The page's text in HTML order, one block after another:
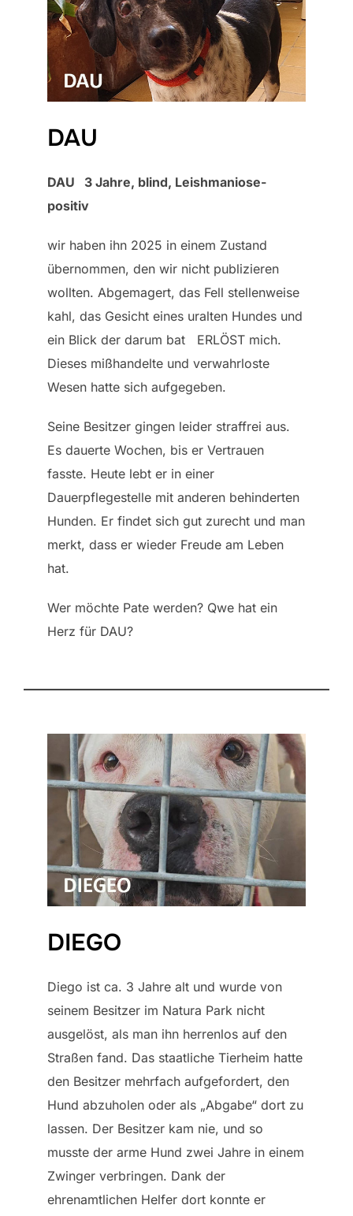
DAU
DAU 3 Jahre, blind, Leishmaniose-
positiv
wir haben ihn 2025 in einem Zustand
übernommen, den wir nicht publizieren
wollten. Abgemagert, das Fell stellenweise
kahl, das Gesicht eines uralten Hundes und
ein Blick der darum bat ERLÖST mich.
Dieses mißhandelte und verwahrloste
Wesen hatte sich aufgegeben.
Seine Besitzer gingen leider straffrei aus.
Es dauerte Wochen, bis er Vertrauen
fasste. Heute lebt er in einer
Dauerpflegestelle mit anderen behinderten
Hunden. Er findet sich gut zurecht und man
merkt, dass er wieder Freude am Leben
hat.
Wer möchte Pate werden? Qwe hat ein
Herz für DAU?
DIEGO
Diego ist ca. 3 Jahre alt und wurde von
seinem Besitzer im Natura Park nicht
ausgelöst, als man ihn herrenlos auf den
Straßen fand. Das staatliche Tierheim hatte
den Besitzer mehrfach aufgefordert, den
Hund abzuholen oder als „Abgabe“ dort zu
lassen. Der Besitzer kam nie, und so
musste der arme Hund zwei Jahre in einem
Zwinger verbringen. Dank der
ehrenamtlichen Helfer dort konnte er